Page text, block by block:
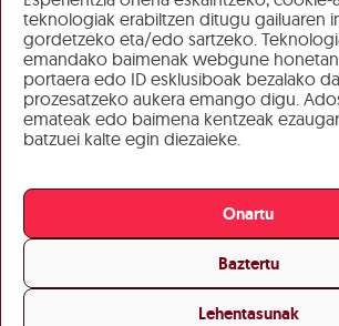
teknologiak erabiltzen ditugu gailuaren
gordetzeko eta/edo sartzeko.
emandako baimenak webgune
portaera edo ID esklusiboak bezalako
prozesatzeko aukera emango digu.
emateak edo baimena kentzeak
batzuei kalte egin diezaieke.
Onartu
Baztertu
Lehentasunak